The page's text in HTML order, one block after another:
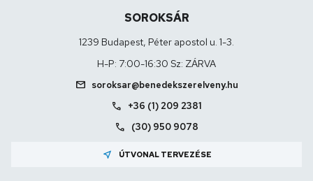
SOROKSÁR
1239 Budapest, Péter apostol u. 1-3.
H-P: 7:00-16:30 Sz: ZÁRVA
mail soroksar@benedekszerelveny.hu
call +36 (1) 209 2381
call (30) 950 9078
near_me ÚTVONAL TERVEZÉSE